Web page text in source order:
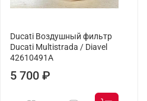
Ducati Воздушный фильтр
Ducati Multistrada / Diavel
42610491A
5 700 ₽